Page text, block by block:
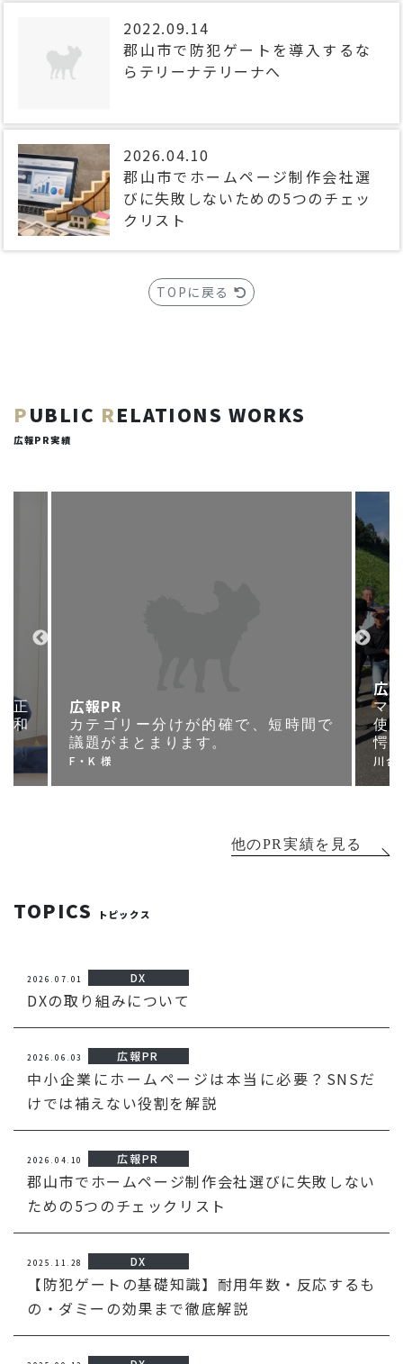
2022.09.14
郡山市で防犯ゲートを導入するな
らテリーナテリーナへ
2026.04.10
郡山市でホームページ制作会社選
びに失敗しないための5つのチェッ
クリスト
TOPに戻る
PUBLIC RELATIONS WORKS
広報PR実績
正
和
広報PR
カテゴリー分けが的確で、短時間で
議題がまとまります。
F・K 様
広
マ
使
愕
川合
他のPR実績を見る
TOPICS トピックス
2026.07.01 DX
DXの取り組みについて
2026.06.03 広報PR
中小企業にホームページは本当に必要？SNSだ
けでは補えない役割を解説
2026.04.10 広報PR
郡山市でホームページ制作会社選びに失敗しない
ための5つのチェックリスト
2025.11.28 DX
【防犯ゲートの基礎知識】耐用年数・反応するも
の・ダミーの効果まで徹底解説